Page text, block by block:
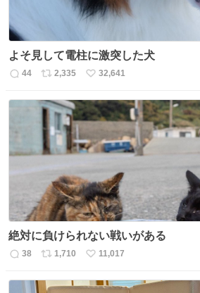
よそ見して電柱に激突した犬
返
数
44
リ
ス
ト
数
2,335
い
ね
数
32,641
絶対に負けられない戦いがある
返
38
リ
ス
1,710
い
ね
11,017